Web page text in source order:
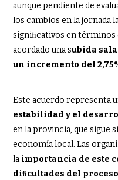
aunque pendiente de
los cambios en la jornada
signiﬁcativos en términos
acordado una subida
un incremento del
Este acuerdo representa
estabilidad y el
en la provincia, que sigue
economía local. Las
la importancia de este
diﬁcultades del